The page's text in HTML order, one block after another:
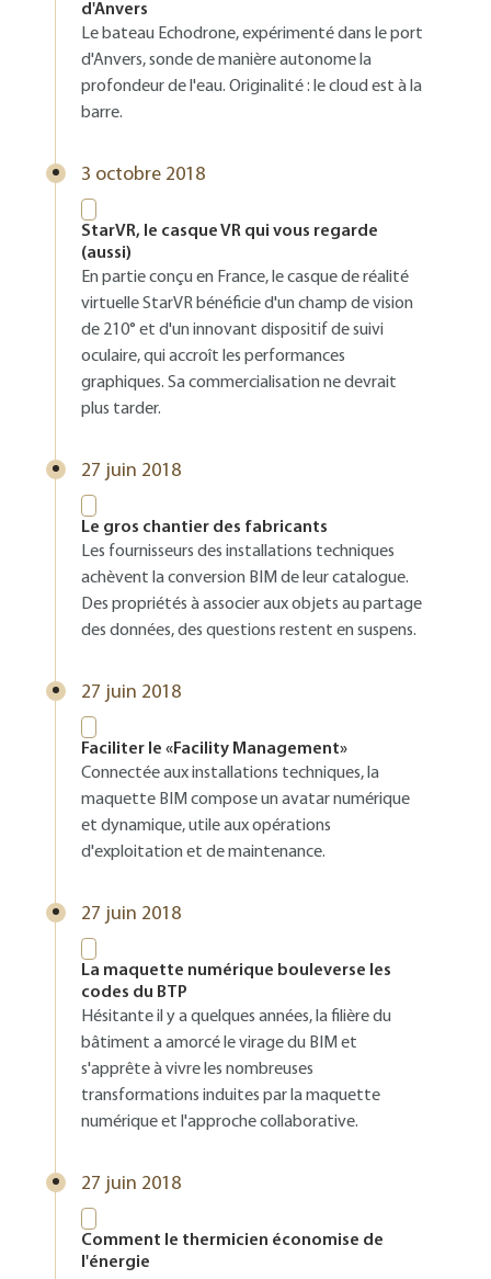
d'Anvers
Le bateau Echodrone, expérimenté dans le port
d'Anvers, sonde de manière autonome la
profondeur de l'eau. Originalité : le cloud est à la
barre.
3 octobre 2018
StarVR, le casque VR qui vous regarde
(aussi)
En partie conçu en France, le casque de réalité
virtuelle StarVR bénéficie d'un champ de vision
de 210° et d'un innovant dispositif de suivi
oculaire, qui accroît les performances
graphiques. Sa commercialisation ne devrait
plus tarder.
27 juin 2018
Le gros chantier des fabricants
Les fournisseurs des installations techniques
achèvent la conversion BIM de leur catalogue.
Des propriétés à associer aux objets au partage
des données, des questions restent en suspens.
27 juin 2018
Faciliter le «Facility Management»
Connectée aux installations techniques, la
maquette BIM compose un avatar numérique
et dynamique, utile aux opérations
d'exploitation et de maintenance.
27 juin 2018
La maquette numérique bouleverse les
codes du BTP
Hésitante il y a quelques années, la filière du
bâtiment a amorcé le virage du BIM et
s'apprête à vivre les nombreuses
transformations induites par la maquette
numérique et l'approche collaborative.
27 juin 2018
Comment le thermicien économise de
l'énergie